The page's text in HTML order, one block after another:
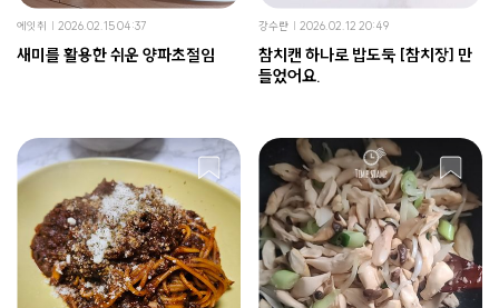
에잇취 2026.02.15 04:37
새미를 활용한 쉬운 양파초절임
강수란 2026.02.12 20:49
참치캔 하나로 밥도둑 [참치장] 만
들었어요.